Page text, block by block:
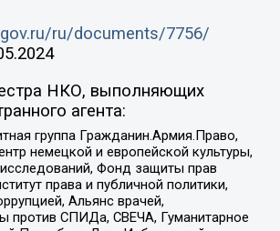
ru/documents/7756/
НКО, выполняющих
агента:
группа Гражданин.Армия.Право,
немецкой и европейской культуры,
Фонд защиты прав
права и публичной политики,
Альянс врачей,
СПИДа, СВЕЧА, Гуманитарное